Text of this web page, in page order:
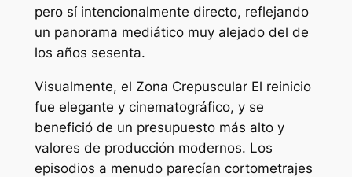
pero sí intencionalmente directo, reflejando
un panorama mediático muy alejado del de
los años sesenta.
Visualmente, el Zona CrepuscularEl reinicio
fue elegante y cinematográfico, y se
benefició de un presupuesto más alto y
valores de producción modernos. Los
episodios a menudo parecían cortometrajes